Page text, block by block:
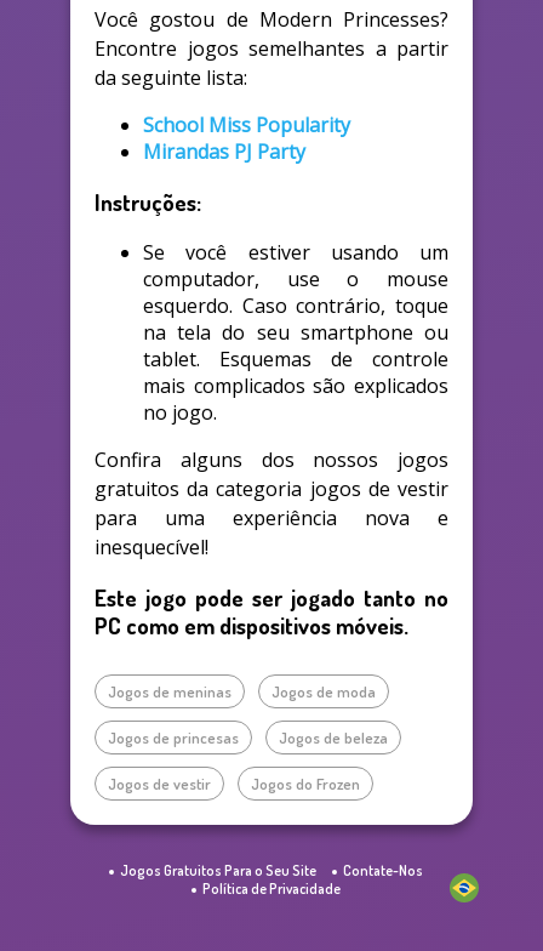
Você gostou de Modern Princesses?
Encontre jogos semelhantes a partir
da seguinte lista:
School Miss Popularity
Mirandas PJ Party
Instruções:
Se você estiver usando um
computador, use o mouse
esquerdo. Caso contrário, toque
na tela do seu smartphone ou
tablet. Esquemas de controle
mais complicados são explicados
no jogo.
Confira alguns dos nossos jogos
gratuitos da categoria jogos de vestir
para uma experiência nova e
inesquecível!
Este jogo pode ser jogado tanto no
PC como em dispositivos móveis.
Jogos de meninas Jogos de moda
Jogos de princesas Jogos de beleza
Jogos de vestir Jogos do Frozen
Jogos Gratuitos Para o Seu Site
Contate-Nos
Política de Privacidade